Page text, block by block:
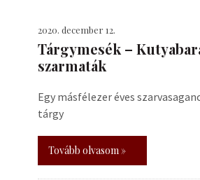
2020. december 12.
Tárgymesék –
szarmaták
Egy másfélezer éves
tárgy
Tovább olvasom »